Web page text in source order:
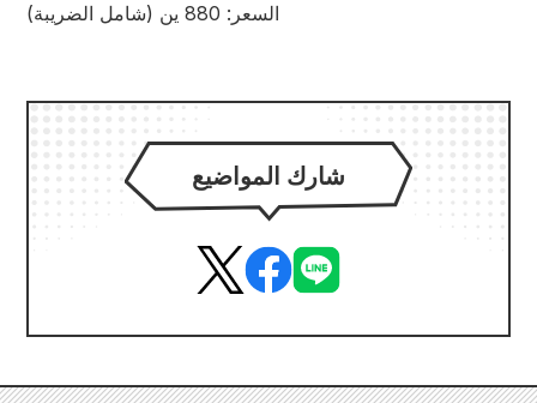
السعر: 880 ين (شامل الضريبة)
شارك المواضيع